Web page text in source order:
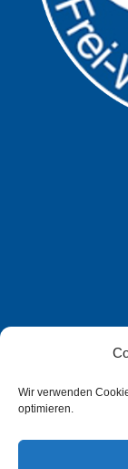
Wir verwenden
optimieren.